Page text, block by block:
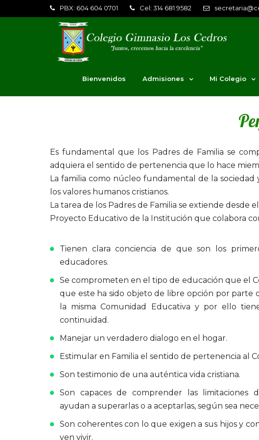
PBX: 604 604 0701 Cel: 314 681 9582
Bienvenidos Admisiones Mi Colegio
Es fundamental que los Padres de Familia se
adquiera el sentido de pertenencia que lo hace
La familia como núcleo fundamental de la
los valores humanos cristianos.
La tarea de los Padres de Familia se extiende desde
Proyecto Educativo de la Institución que colabora
Tienen clara conciencia de que son los
educadores.
Se comprometen en el tipo de educación que el
que este ha sido objeto de libre opción por parte
la misma Comunidad Educativa y por ello
continuidad.
Manejar un verdadero dialogo en el hogar.
Estimular en Familia el sentido de pertenencia al
Son testimonio de una auténtica vida cristiana.
Son capaces de comprender las limitaciones
ayudan a superarlas o a aceptarlas, según sea
Son coherentes con lo que exigen a sus hijos y
ven vivir.